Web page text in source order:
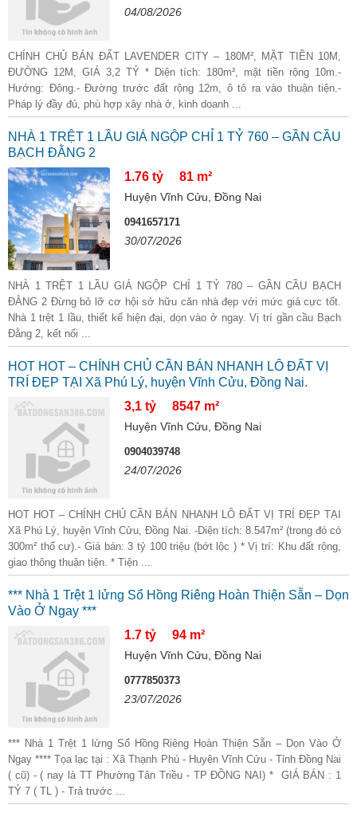
04/08/2026
CHÍNH CHỦ BÁN ĐẤT LAVENDER CITY – 180M², MẶT TIỀN 10M,
ĐƯỜNG 12M, GIÁ 3,2 TỶ * Diện tích: 180m², mặt tiền rộng 10m.-
Hướng: Đông.- Đường trước đất rộng 12m, ô tô ra vào thuận tiện.-
Pháp lý đầy đủ, phù hợp xây nhà ở, kinh doanh ...
NHÀ 1 TRỆT 1 LẦU GIÁ NGỘP CHỈ 1 TỶ 760 – GẦN CẦU
BẠCH ĐẰNG 2
1.76 tỷ
81 m²
Huyện Vĩnh Cửu, Đồng Nai
0941657171
30/07/2026
NHÀ 1 TRỆT 1 LẦU GIÁ NGỘP CHỈ 1 TỶ 780 – GẦN CẦU BẠCH
ĐẰNG 2 Đừng bỏ lỡ cơ hội sở hữu căn nhà đẹp với mức giá cực tốt.
Nhà 1 trệt 1 lầu, thiết kế hiện đại, dọn vào ở ngay. Vị trí gần cầu Bạch
Đằng 2, kết nối ...
HOT HOT – CHÍNH CHỦ CẦN BÁN NHANH LÔ ĐẤT VỊ
TRÍ ĐẸP TẠI Xã Phú Lý, huyện Vĩnh Cửu, Đồng Nai.
3,1 tỷ
8547 m²
Huyện Vĩnh Cửu, Đồng Nai
0904039748
24/07/2026
HOT HOT – CHÍNH CHỦ CẦN BÁN NHANH LÔ ĐẤT VỊ TRÍ ĐẸP TẠI
Xã Phú Lý, huyện Vĩnh Cửu, Đồng Nai. -Diện tích: 8.547m² (trong đó có
300m² thổ cư).- Giá bán: 3 tỷ 100 triệu (bớt lộc ) * Vị trí: Khu đất rộng,
giao thông thuận tiện. * Tiện ...
*** Nhà 1 Trệt 1 lửng Sổ Hồng Riêng Hoàn Thiện Sẵn – Dọn
Vào Ở Ngay ***
1.7 tỷ
94 m²
Huyện Vĩnh Cửu, Đồng Nai
0777850373
23/07/2026
*** Nhà 1 Trệt 1 lửng Sổ Hồng Riêng Hoàn Thiện Sẵn – Dọn Vào Ở
Ngay **** Tọa lạc tại : Xã Thạnh Phú - Huyện Vĩnh Cửu - Tỉnh Đồng Nai
( cũ) - ( nay là TT Phường Tân Triều - TP ĐỒNG NAI) * GIÁ BÁN : 1
TỶ 7 ( TL ) - Trả trước ...